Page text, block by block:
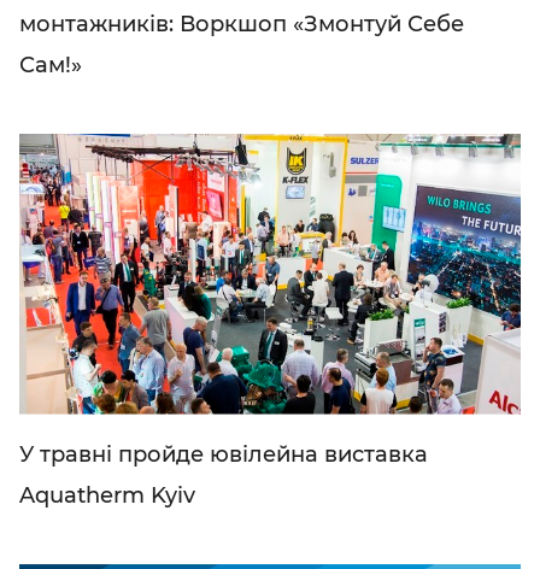
монтажників: Воркшоп «Змонтуй Себе
Сам!»
У травні пройде ювілейна виставка
Aquatherm Kyiv